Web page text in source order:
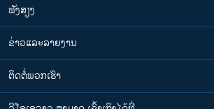
ຟັງສຽງ
ຂ່າວແລະລາຍງານ
ຕິດຕໍ່ພວກເຮົາ